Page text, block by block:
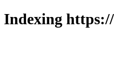
Indexing